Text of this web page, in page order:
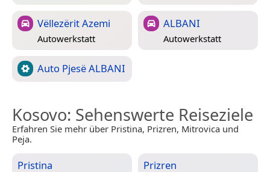
Vëllezërit Azemi
Autowerkstatt
ALBANI
Autowerkstatt
Auto Pjesë ALBANI
Kosovo: Sehenswerte Reiseziele
Erfahren Sie mehr über Pristina, Prizren, Mitrovica und
Peja.
Pristina Prizren